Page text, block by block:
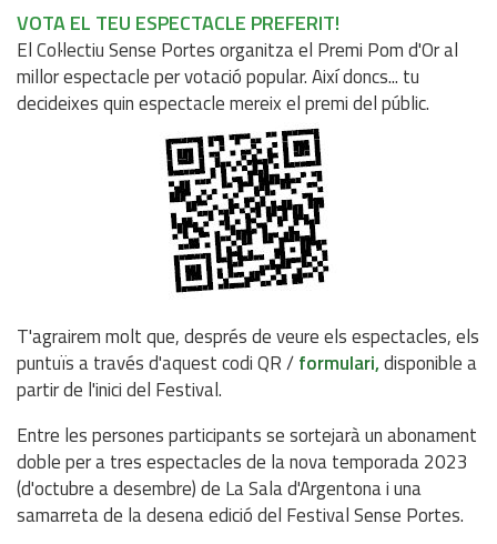
VOTA EL TEU ESPECTACLE PREFERIT!
El Col·lectiu Sense Portes organitza el Premi Pom d'Or al
millor espectacle per votació popular. Així doncs... tu
decideixes quin espectacle mereix el premi del públic.
T'agrairem molt que, després de veure els espectacles, els
puntuïs a través d'aquest codi QR /formulari,disponible a
partir de l'inici del Festival.
Entre les persones participants se sortejarà un abonament
doble per a tres espectacles de la nova temporada 2023
(d'octubre a desembre) de La Sala d'Argentona i una
samarreta de la desena edició del Festival Sense Portes.